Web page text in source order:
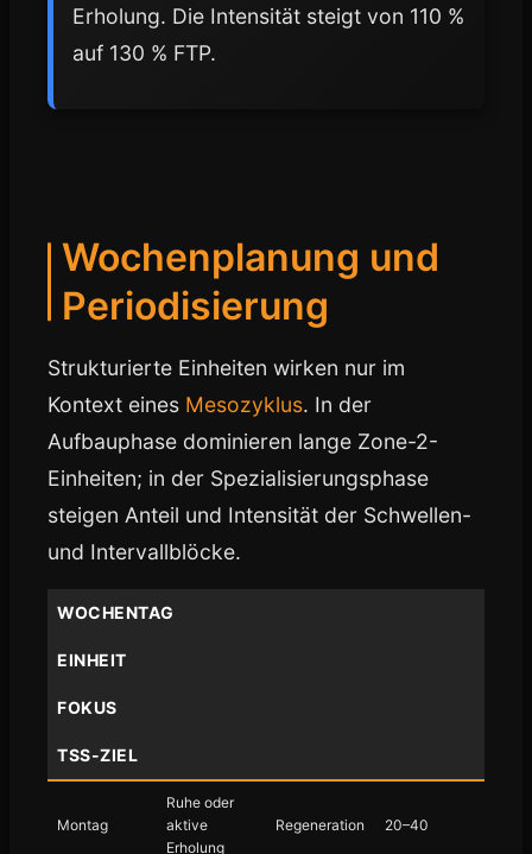
Erholung. Die Intensität steigt von 110 %
auf 130 % FTP.
Wochenplanung und
Periodisierung
Strukturierte Einheiten wirken nur im
Kontext eines Mesozyklus. In der
Aufbauphase dominieren lange Zone-2-
Einheiten; in der Spezialisierungsphase
steigen Anteil und Intensität der Schwellen-
und Intervallblöcke.
WOCHENTAG
EINHEIT
FOKUS
TSS-ZIEL
Montag
Ruhe oder
aktive
Erholung
Regeneration 20–40